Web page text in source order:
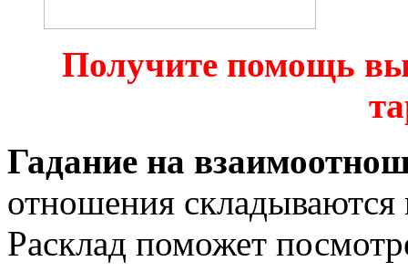
Получите помощь
Гадание на
отношения
Расклад поможет